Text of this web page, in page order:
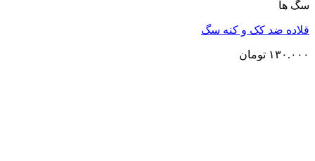
سگ ها
قلاده ضد کک و کنه سگ
۱۳۰.۰۰۰ تومان